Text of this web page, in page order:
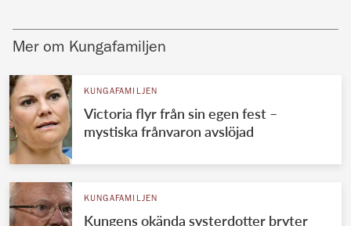
Mer om Kungafamiljen
KUNGAFAMILJEN
Victoria flyr från sin egen fest –
mystiska frånvaron avslöjad
KUNGAFAMILJEN
Kungens okända systerdotter bryter